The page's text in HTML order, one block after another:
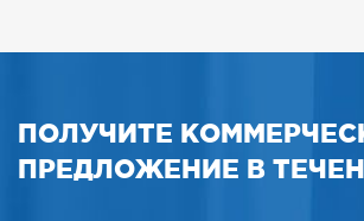
ПОЛУЧИТЕ
ПРЕДЛОЖЕНИЕ В